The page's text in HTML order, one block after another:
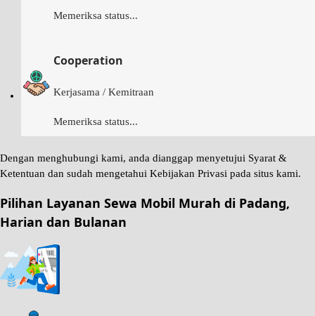
Memeriksa status...
Cooperation
Kerjasama / Kemitraan
Memeriksa status...
Dengan menghubungi kami, anda dianggap menyetujui Syarat &
Ketentuan dan sudah mengetahui Kebijakan Privasi pada situs kami.
Pilihan Layanan Sewa Mobil Murah di Padang,
Harian dan Bulanan